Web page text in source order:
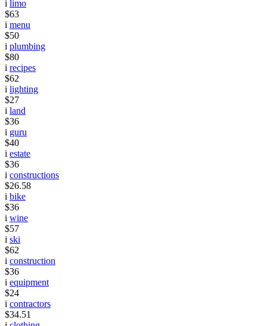
i limo
$63
i menu
$50
i plumbing
$80
i recipes
$62
i lighting
$27
i land
$36
i guru
$40
i estate
$36
i constructions
$26.58
i bike
$36
i wine
$57
i ski
$62
i construction
$36
i equipment
$24
i contractors
$34.51